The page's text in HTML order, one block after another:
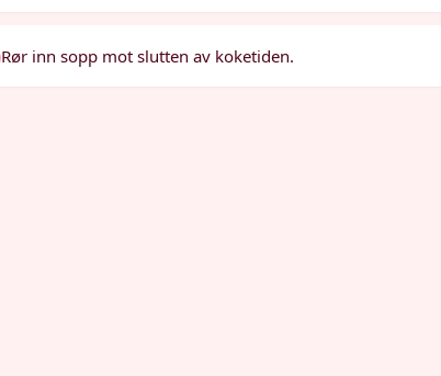
Rør inn sopp mot slutten av koketiden.